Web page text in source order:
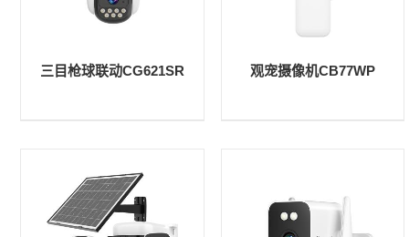
三目枪球联动CG621SR 观宠摄像机CB77WP